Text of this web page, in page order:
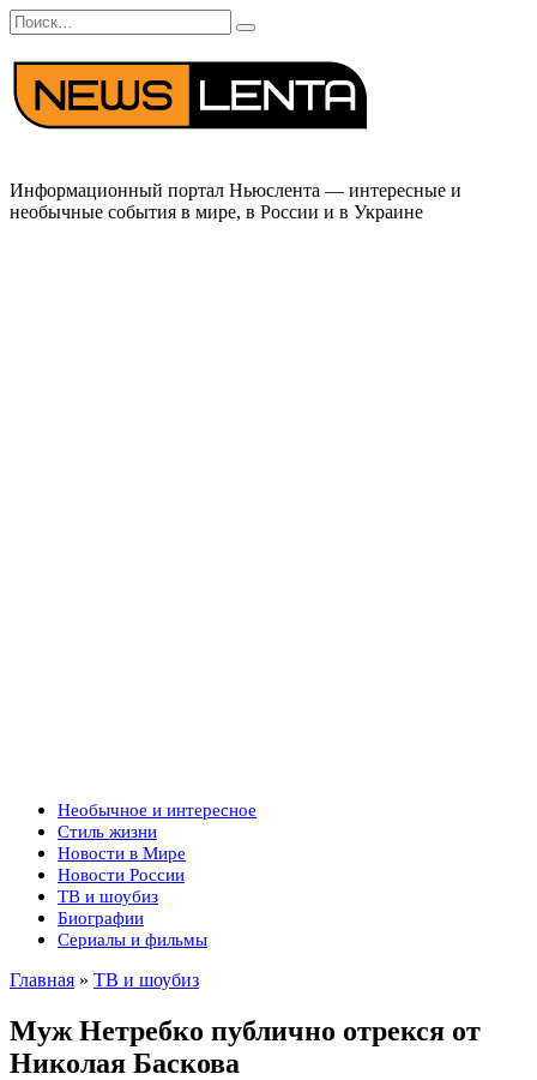
Перейти
к
содержанию
Search
for:
Информационный портал Ньюслента — интересные и
необычные события в мире, в России и в Украине
Необычное и интересное
Стиль жизни
Новости в Мире
Новости России
ТВ и шоубиз
Биографии
Сериалы и фильмы
Главная » ТВ и шоубиз
Муж Нетребко публично отрекся от
Николая Баскова